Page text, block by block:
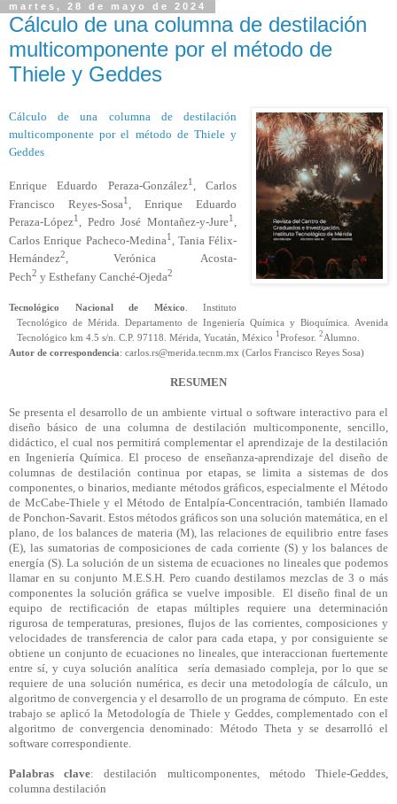
martes, 28 de mayo de 2024
Cálculo de una columna de destilación
multicomponente por el método de
Thiele y Geddes
Cálculo de una columna de destilación
multicomponente por el método de Thiele y
Geddes
Enrique Eduardo Peraza-González1 , Carlos
Francisco Reyes-Sosa1 , Enrique Eduardo
Peraza-López1 , Pedro José Montañez-y-Jure1 ,
Carlos Enrique Pacheco-Medina1 , Tania Félix-
Hernández2, Verónica Acosta-
Pech2 y Esthefany Canché-Ojeda2
Tecnológico Nacional de México . Instituto
Tecnológico de Mérida. Departamento de Ingeniería Química y Bioquímica. Avenida
Tecnológico km 4.5 s/n. C.P. 97118. Mérida, Yucatán, México 1Profesor.2 Alumno.
Autor de correspondencia: carlos.rs@merida.tecnm.mx (Carlos Francisco Reyes Sosa)
RESUMEN
Se presenta el desarrollo de un ambiente virtual o software interactivo para el
diseño básico de una columna de destilación multicomponente, sencillo,
didáctico, el cual nos permitirá complementar el aprendizaje de la destilación
en Ingeniería Química. El proceso de enseñanza-aprendizaje del diseño de
columnas de destilación continua por etapas, se limita a sistemas de dos
componentes, o binarios, mediante métodos gráficos, especialmente el Método
de McCabe-Thiele y el Método de Entalpía-Concentración, también llamado
de Ponchon-Savarit . Estos métodos gráficos son una solución matemática, en el
plano, de los balances de materia (M), las relaciones de equilibrio entre fases
(E), las sumatorias de composiciones de cada corriente (S) y los balances de
energía (S). La solución de un sistema de ecuaciones no lineales que podemos
llamar en su conjunto M.E.S.H. Pero cuando destilamos mezclas de 3 o más
componentes la solución gráfica se vuelve imposible. El diseño final de un
equipo de rectificación de etapas múltiples requiere una determinación
rigurosa de temperaturas, presiones, flujos de las corrientes, composiciones y
velocidades de transferencia de calor para cada etapa, y por consiguiente se
obtiene un conjunto de ecuaciones no lineales, que interaccionan fuertemente
entre sí, y cuya solución analítica sería demasiado compleja, por lo que se
requiere de una solución numérica, es decir una metodología de cálculo, un
algoritmo de convergencia y el desarrollo de un programa de cómputo. En este
trabajo se aplicó la Metodología de Thiele y Geddes, complementado con el
algoritmo de convergencia denominado: Método Theta y se desarrolló el
software correspondiente.
Palabras clave: destilación multicomponentes, método Thiele-Geddes
columna destilación